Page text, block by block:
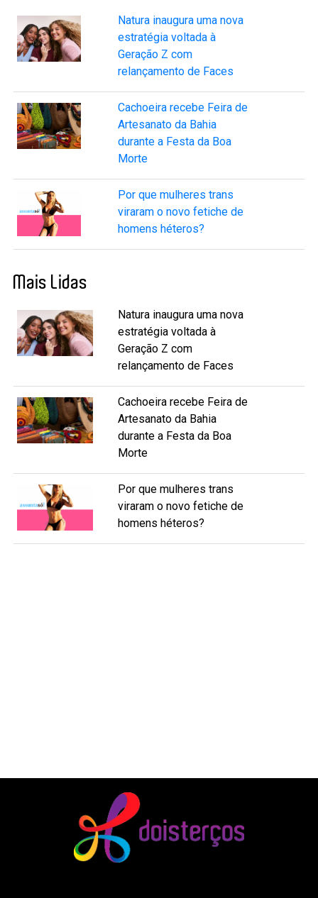
Natura inaugura uma nova
estratégia voltada à
Geração Z com
relançamento de Faces
Cachoeira recebe Feira de
Artesanato da Bahia
durante a Festa da Boa
Morte
Por que mulheres trans
viraram o novo fetiche de
homens héteros?
Mais Lidas
Natura inaugura uma nova
estratégia voltada à
Geração Z com
relançamento de Faces
Cachoeira recebe Feira de
Artesanato da Bahia
durante a Festa da Boa
Morte
Por que mulheres trans
viraram o novo fetiche de
homens héteros?